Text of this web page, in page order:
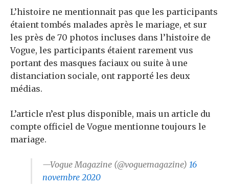
L’histoire ne mentionnait pas que les participants
étaient tombés malades après le mariage, et sur
les près de 70 photos incluses dans l’histoire de
Vogue, les participants étaient rarement vus
portant des masques faciaux ou suite à une
distanciation sociale, ont rapporté les deux
médias.
L’article n’est plus disponible, mais un article du
compte officiel de Vogue mentionne toujours le
mariage.
—Vogue Magazine (@voguemagazine) 16
novembre 2020